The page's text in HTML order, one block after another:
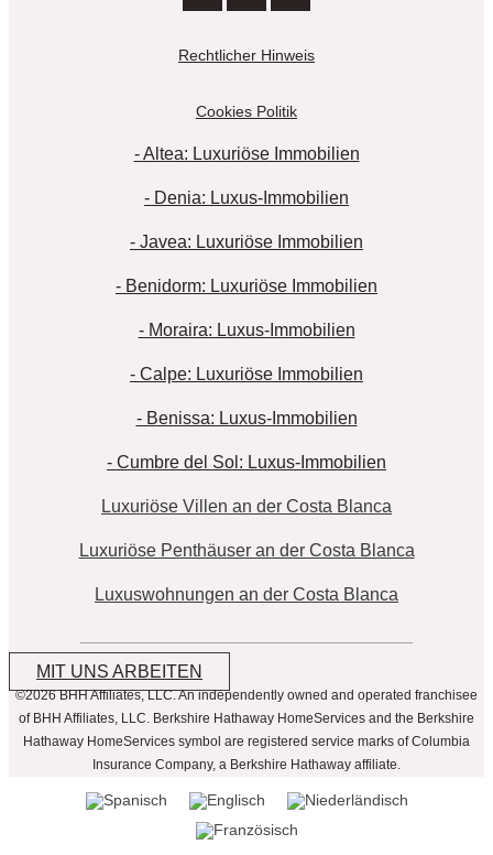
Rechtlicher Hinweis
Cookies Politik
- Altea: Luxuriöse Immobilien
- Denia: Luxus-Immobilien
- Javea: Luxuriöse Immobilien
- Benidorm: Luxuriöse Immobilien
- Moraira: Luxus-Immobilien
- Calpe: Luxuriöse Immobilien
- Benissa: Luxus-Immobilien
- Cumbre del Sol: Luxus-Immobilien
Luxuriöse Villen an der Costa Blanca
Luxuriöse Penthäuser an der Costa Blanca
Luxuswohnungen an der Costa Blanca
MIT UNS ARBEITEN
©2026 BHH Affiliates, LLC. An independently owned and operated franchisee
of BHH Affiliates, LLC. Berkshire Hathaway HomeServices and the Berkshire
Hathaway HomeServices symbol are registered service marks of Columbia
Insurance Company, a Berkshire Hathaway affiliate.